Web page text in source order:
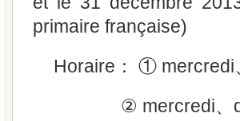
primaire française)
Horaire： ① mercredi
② mercredi、